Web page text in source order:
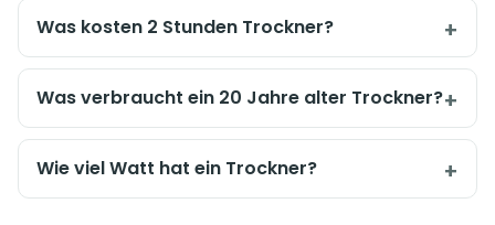
Was kosten 2 Stunden Trockner?
Was verbraucht ein 20 Jahre alter Trockner?
Wie viel Watt hat ein Trockner?